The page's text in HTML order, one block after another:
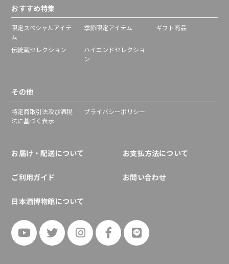
おすすめ特集
限定スペシャルアイテ
ム
季節限定アイテム ギフト商品
伝統蔵セレクション
ハイエンドセレクショ
ン
その他
特定商取引法及び酒税
法に基づく表示
プライバシーポリシー
お届け・配送について お支払方法について
ご利用ガイド お問い合わせ
日本酒博物館について